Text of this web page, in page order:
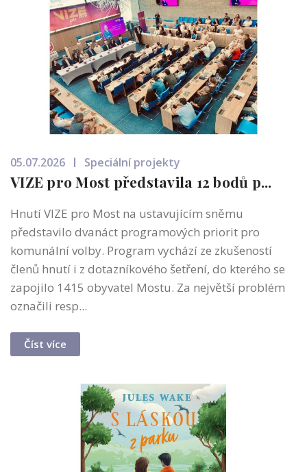
05.07.2026 Speciální projekty
VIZE pro Most představila 12 bodů p...
Hnutí VIZE pro Most na ustavujícím sněmu
představilo dvanáct programových priorit pro
komunální volby. Program vychází ze zkušeností
členů hnutí i z dotazníkového šetření, do kterého se
zapojilo 1415 obyvatel Mostu. Za největší problém
označili resp...
Číst více